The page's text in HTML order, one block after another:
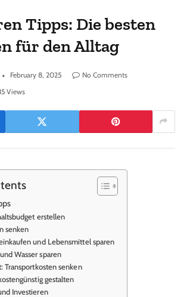
Tipps: Die besten
für den Alltag
February 8, 2025
No Comments
Views
erstellen
senken
und Lebensmittel sparen
Wasser sparen
Transportkosten senken
gestalten
Investieren